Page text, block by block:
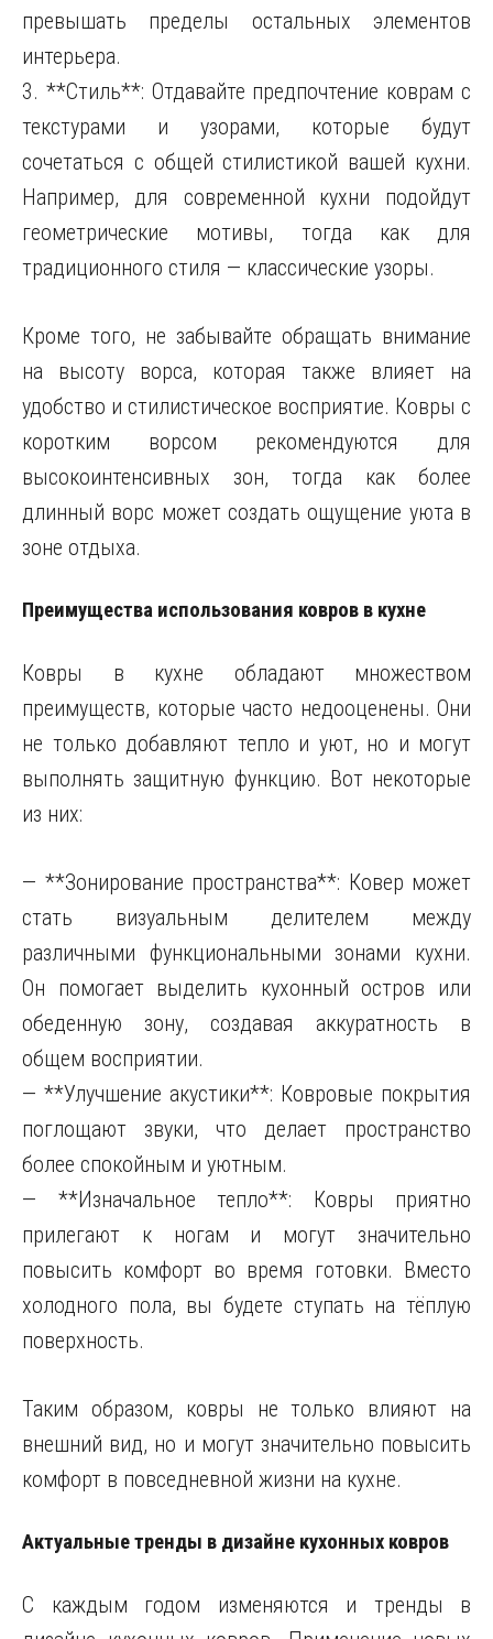
превышать пределы остальных элементов
интерьера.
3. **Стиль**: Отдавайте предпочтение коврам с
текстурами и узорами, которые будут
сочетаться с общей стилистикой вашей кухни.
Например, для современной кухни подойдут
геометрические мотивы, тогда как для
традиционного стиля — классические узоры.
Кроме того, не забывайте обращать внимание
на высоту ворса, которая также влияет на
удобство и стилистическое восприятие. Ковры с
коротким ворсом рекомендуются для
высокоинтенсивных зон, тогда как более
длинный ворс может создать ощущение уюта в
зоне отдыха.
Преимущества использования ковров в кухне
Ковры в кухне обладают множеством
преимуществ, которые часто недооценены. Они
не только добавляют тепло и уют, но и могут
выполнять защитную функцию. Вот некоторые
из них:
— **Зонирование пространства**: Ковер может
стать визуальным делителем между
различными функциональными зонами кухни.
Он помогает выделить кухонный остров или
обеденную зону, создавая аккуратность в
общем восприятии.
— **Улучшение акустики**: Ковровые покрытия
поглощают звуки, что делает пространство
более спокойным и уютным.
— **Изначальное тепло**: Ковры приятно
прилегают к ногам и могут значительно
повысить комфорт во время готовки. Вместо
холодного пола, вы будете ступать на тёплую
поверхность.
Таким образом, ковры не только влияют на
внешний вид, но и могут значительно повысить
комфорт в повседневной жизни на кухне.
Актуальные тренды в дизайне кухонных ковров
С каждым годом изменяются и тренды в